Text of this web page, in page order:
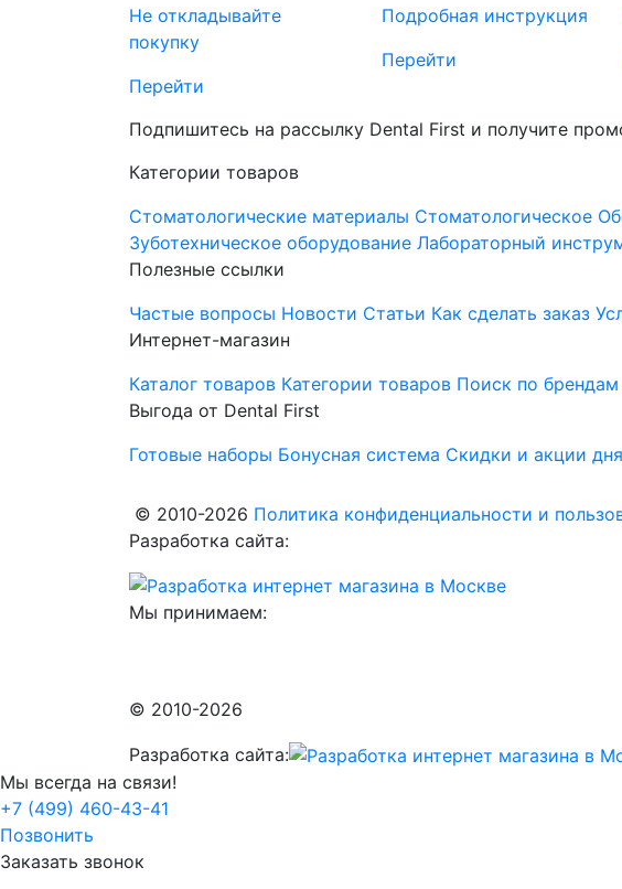
Не откладывайте
покупку
Перейти
Подробная инструкция
Перейти
Подпишитесь на рассылку Dental First и получите
Категории товаров
Стоматологические материалы Стоматологическое
Зуботехническое оборудование Лабораторный
Полезные ссылки
Частые вопросы Новости Статьи Как сделать заказ
Интернет-магазин
Каталог товаров Категории товаров Поиск по брендам
Выгода от Dental First
Готовые наборы Бонусная система Скидки и акции дня
© 2010-2026 Политика конфиденциальности и
Разработка сайта:
Мы принимаем:
© 2010-2026
Разработка сайта:
Мы всегда на связи!
+7 (499) 460-43-41
Позвонить
Заказать звонок